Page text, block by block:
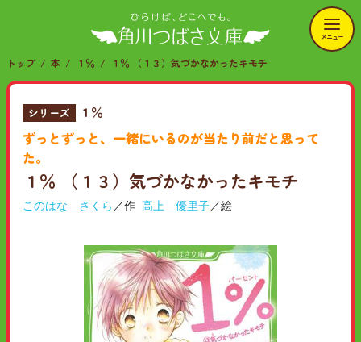
メニュー
トップ 本 １％ １％ （１３）気づかなかったキモチ
シリーズ １％
ずっとずっと、一緒にいるのが当たり前だと思って
た。
１％ （１３）気づかなかったキモチ
このはな さくら ／作 高上 優里子／絵